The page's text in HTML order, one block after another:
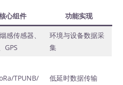
心组件 功能实现
感传感器、
GPS
环境与设备数据采
集
TPUNB/
低延时数据传输